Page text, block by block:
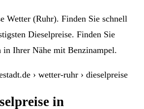
Wetter (Ruhr). Finden Sie schnell
Dieselpreise. Finden Sie
in Ihrer Nähe mit Benzinampel.
› wetter-ruhr › dieselpreise
in